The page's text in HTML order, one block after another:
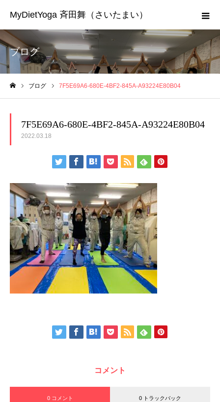
MyDietYoga 斉田舞（さいたまい）
ブログ
ブログ 7F5E69A6-680E-4BF2-845A-A93224E80B04
7F5E69A6-680E-4BF2-845A-A93224E80B04
2022.03.18
コメント
0 コメント 0 トラックバック